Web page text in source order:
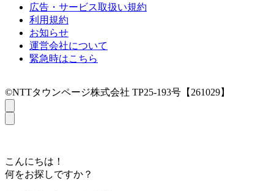
広告・サービス取扱い規約
利用規約
お知らせ
運営会社について
緊急時はこちら
©NTTタウンページ株式会社 TP25-193号【261029】
こんにちは！
何をお探しですか？